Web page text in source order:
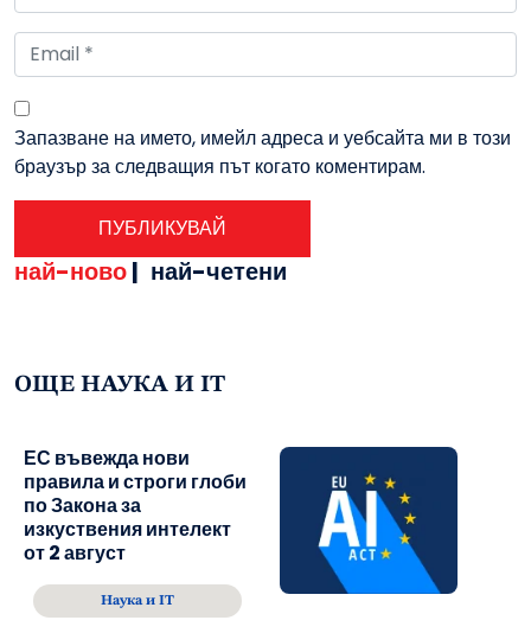
Запазване на името, имейл адреса и уебсайта ми в този
браузър за следващия път когато коментирам.
най-ново| най-четени
ОЩЕ НАУКА И IT
ЕС въвежда нови
правила и строги глоби
по Закона за
изкуствения интелект
от 2 август
Наука и IT